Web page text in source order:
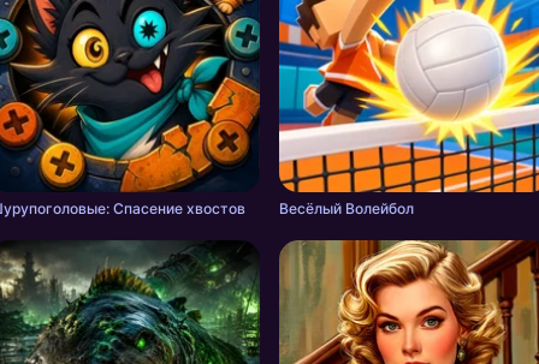
Спасение хвостов Весёлый Волейбол